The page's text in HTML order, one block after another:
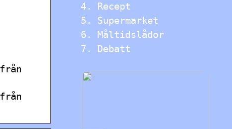
Recept
Supermarket
Måltidslådor
Debatt